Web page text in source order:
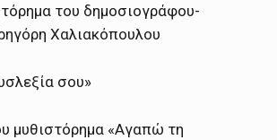
του δημοσιογράφου-
Χαλιακόπουλου
σου»
μυθιστόρημα «Αγαπώ τη